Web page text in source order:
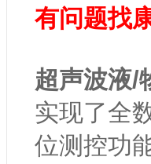
有问题找
超声波液/
实现了全
位测控功